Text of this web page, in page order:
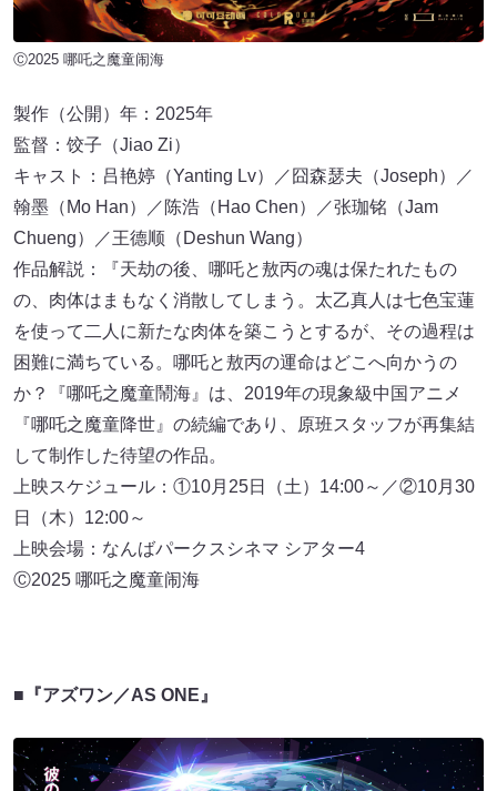
Ⓒ2025 哪吒之魔童闹海
製作（公開）年：2025年
監督：饺子（Jiao Zi）
キャスト：吕艳婷（Yanting Lv）／囧森瑟夫（Joseph）／
翰墨（Mo Han）／陈浩（Hao Chen）／张珈铭（Jam
Chueng）／王德顺（Deshun Wang）
作品解説：『天劫の後、哪吒と敖丙の魂は保たれたもの
の、肉体はまもなく消散してしまう。太乙真人は七色宝蓮
を使って二人に新たな肉体を築こうとするが、その過程は
困難に満ちている。哪吒と敖丙の運命はどこへ向かうの
か？『哪吒之魔童鬧海』は、2019年の現象級中国アニメ
『哪吒之魔童降世』の続編であり、原班スタッフが再集結
して制作した待望の作品。
上映スケジュール：①10月25日（土）14:00～／②10月30
日（木）12:00～
上映会場：なんばパークスシネマ シアター4
Ⓒ2025 哪吒之魔童闹海
■『アズワン／AS ONE』